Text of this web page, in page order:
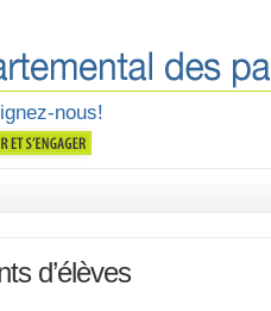
nous!
d’élèves